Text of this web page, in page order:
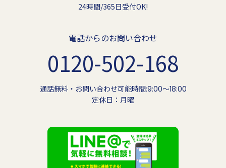
24時間/365日受付OK!
電話からのお問い合わせ
0120-502-168
通話無料・お問い合わせ可能時間:9:00〜18:00
定休日：月曜